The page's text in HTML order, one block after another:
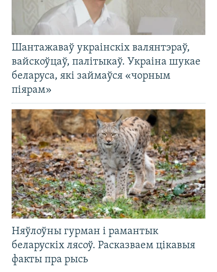
Шантажаваў украінскіх валянтэраў,
вайскоўцаў, палітыкаў. Украіна шукае
беларуса, які займаўся «чорным
піярам»
Няўлоўны гурман і рамантык
беларускіх лясоў. Расказваем цікавыя
факты пра рысь